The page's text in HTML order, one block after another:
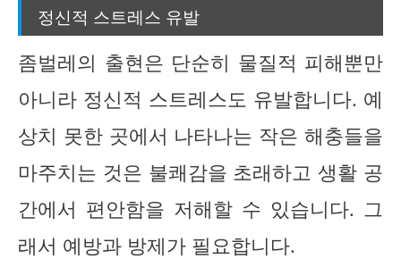
정신적 스트레스 유발
좀벌레의 출현은 단순히 물질적 피해뿐만
아니라 정신적 스트레스도 유발합니다. 예
상치 못한 곳에서 나타나는 작은 해충들을
마주치는 것은 불쾌감을 초래하고 생활 공
간에서 편안함을 저해할 수 있습니다. 그
래서 예방과 방제가 필요합니다.